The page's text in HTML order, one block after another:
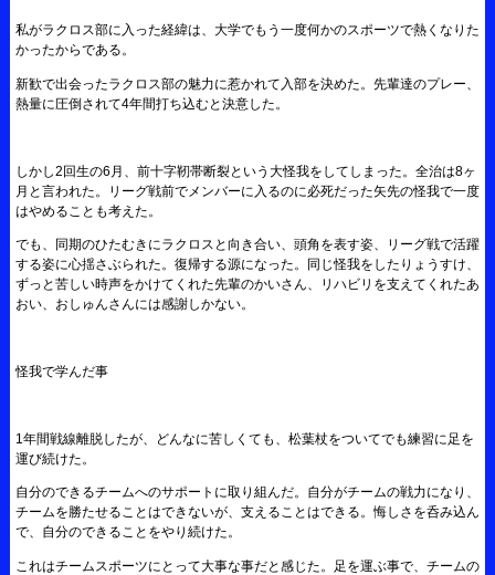
私がラクロス部に入った経緯は、大学でもう一度何かのスポーツで熱くなりた
かったからである。
新歓で出会ったラクロス部の魅力に惹かれて入部を決めた。先輩達のプレー、
熱量に圧倒されて4年間打ち込むと決意した。
しかし2回生の6月、前十字靭帯断裂という大怪我をしてしまった。全治は8ヶ
月と言われた。リーグ戦前でメンバーに入るのに必死だった矢先の怪我で一度
はやめることも考えた。
でも、同期のひたむきにラクロスと向き合い、頭角を表す姿、リーグ戦で活躍
する姿に心揺さぶられた。復帰する源になった。同じ怪我をしたりょうすけ、
ずっと苦しい時声をかけてくれた先輩のかいさん、リハビリを支えてくれたあ
おい、おしゅんさんには感謝しかない。
怪我で学んだ事
1年間戦線離脱したが、どんなに苦しくても、松葉杖をついてでも練習に足を
運び続けた。
自分のできるチームへのサポートに取り組んだ。自分がチームの戦力になり、
チームを勝たせることはできないが、支えることはできる。悔しさを呑み込ん
で、自分のできることをやり続けた。
これはチームスポーツにとって大事な事だと感じた。足を運ぶ事で、チームの